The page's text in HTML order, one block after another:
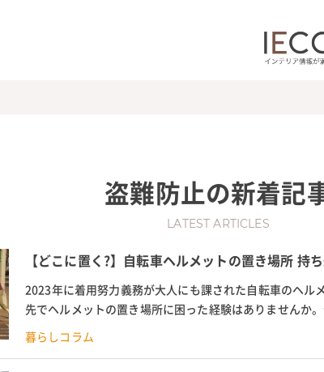
盗難防止の新着記
LATEST ARTICLES
【どこに置く?】自転車ヘルメットの置き場所 持
2023年に着用努力義務が大人にも課された自転車のヘル
先でヘルメットの置き場所に困った経験はありませんか
き場所について解説します。ヘルメットの盗難対策や、か
暮らしコラム